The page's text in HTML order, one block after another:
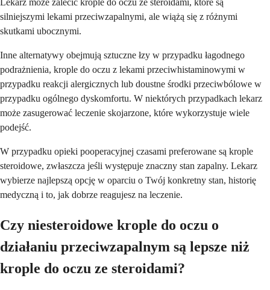
Lekarz może zalecić krople do oczu ze steroidami, które są
silniejszymi lekami przeciwzapalnymi, ale wiążą się z różnymi
skutkami ubocznymi.
Inne alternatywy obejmują sztuczne łzy w przypadku łagodnego
podrażnienia, krople do oczu z lekami przeciwhistaminowymi w
przypadku reakcji alergicznych lub doustne środki przeciwbólowe w
przypadku ogólnego dyskomfortu. W niektórych przypadkach lekarz
może zasugerować leczenie skojarzone, które wykorzystuje wiele
podejść.
W przypadku opieki pooperacyjnej czasami preferowane są krople
steroidowe, zwłaszcza jeśli występuje znaczny stan zapalny. Lekarz
wybierze najlepszą opcję w oparciu o Twój konkretny stan, historię
medyczną i to, jak dobrze reagujesz na leczenie.
Czy niesteroidowe krople do oczu o
działaniu przeciwzapalnym są lepsze niż
krople do oczu ze steroidami?